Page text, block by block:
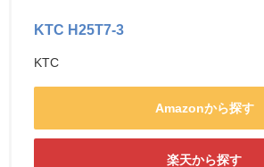
KTC H25T7-3
KTC
Amazonから探す
楽天から探す